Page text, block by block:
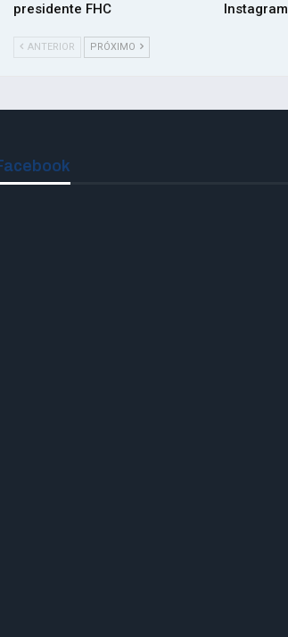
presidente FHC
Instagram
ANTERIOR PRÓXIMO